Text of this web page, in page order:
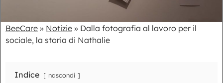
BeeCare » Notizie » Dalla fotografia al lavoro per il
sociale, la storia di Nathalie
Indice nascondi